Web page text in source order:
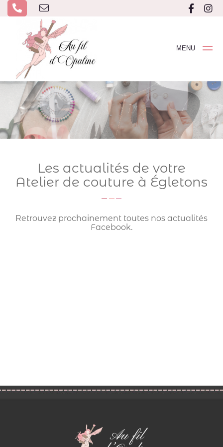
MENU
Les actualités de votre
Atelier de couture à Égletons
Retrouvez prochainement toutes nos actualités
Facebook.